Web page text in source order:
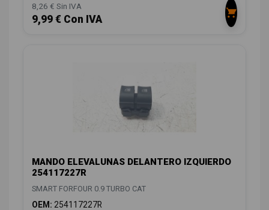
8,26 € Sin IVA
9,99 € Con IVA
MANDO ELEVALUNAS DELANTERO IZQUIERDO
254117227R
SMART FORFOUR 0.9 TURBO CAT
OEM: 254117227R